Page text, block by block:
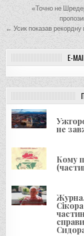
Н
а
в
і
г
а
ц
і
я
з
а
п
и
с
і
в
«Точно не
← Усик показав рекордну
E-
не
Кому